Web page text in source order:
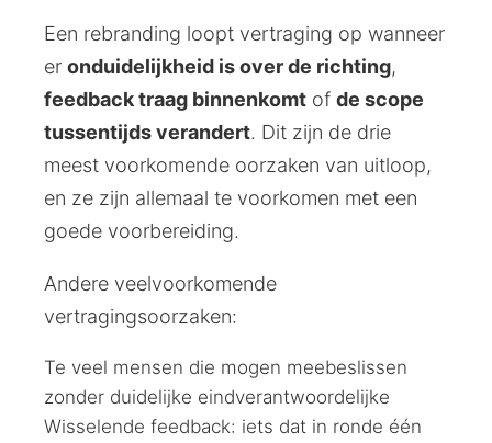
Een rebranding loopt vertraging op wanneer
er onduidelijkheid is over de richting,
feedback traag binnenkomt of de scope
tussentijds verandert. Dit zijn de drie
meest voorkomende oorzaken van uitloop,
en ze zijn allemaal te voorkomen met een
goede voorbereiding.
Andere veelvoorkomende
vertragingsoorzaken:
Te veel mensen die mogen meebeslissen
zonder duidelijke eindverantwoordelijke
Wisselende feedback: iets dat in ronde één